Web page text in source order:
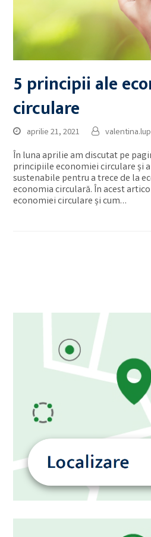
5 principii ale
circulare
aprilie 21, 2021
În luna aprilie am discutat pe
principiile economiei circulare și
sustenabile pentru a trece de la
economia circulară. În acest
economiei circulare și cum…